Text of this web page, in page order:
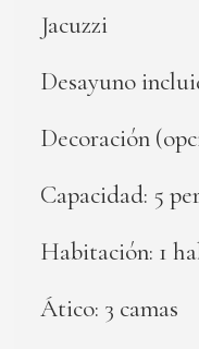
Jacuzzi
Desayuno
Decoración
Capacidad: 5
Habitación: 1
Ático: 3 camas